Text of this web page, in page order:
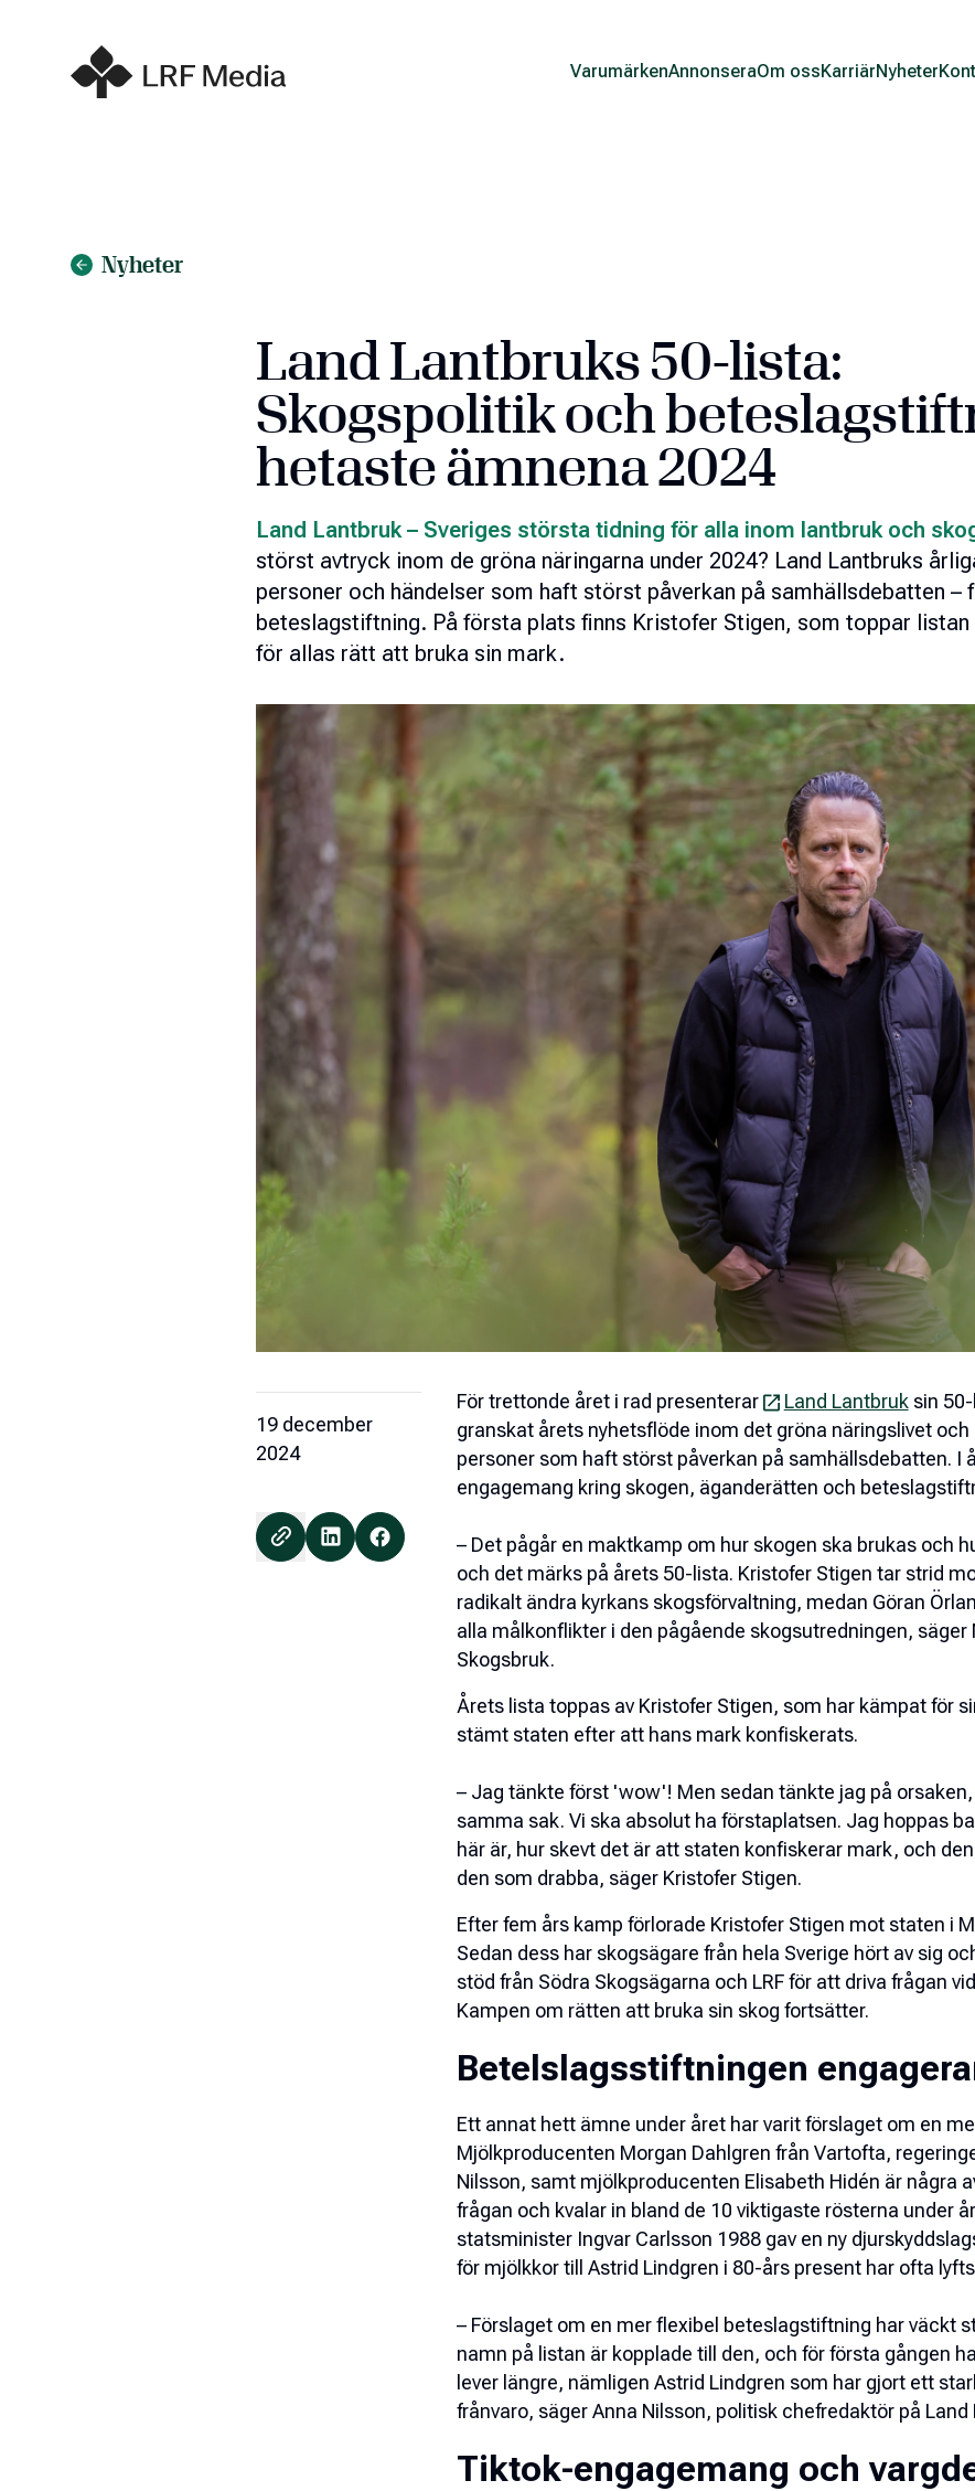
VarumärkenAnnonseraOm ossKarriärNyheter
Nyheter
Land Lantbruks 50-lista:
Skogspolitik och
hetaste ämnena 2024
Land Lantbruk – Sveriges största tidning för alla inom lantbruk och
störst avtryck inom de gröna näringarna under 2024? Land Lantbruks
personer och händelser som haft störst påverkan på samhällsdebatten
beteslagstiftning. På första plats finns Kristofer Stigen, som toppar
för allas rätt att bruka sin mark.
19 december
2024
För trettonde året i rad presenterar Land Lantbruksin 50-
granskat årets nyhetsflöde inom det gröna näringslivet
personer som haft störst påverkan på samhällsdebatten. I
engagemang kring skogen, äganderätten och
– Det pågår en maktkamp om hur skogen ska brukas och
och det märks på årets 50-lista. Kristofer Stigen tar strid
radikalt ändra kyrkans skogsförvaltning, medan Göran
alla målkonflikter i den pågående skogsutredningen, säger
Skogsbruk.
Årets lista toppas av Kristofer Stigen, som har kämpat för
stämt staten efter att hans mark konfiskerats.
– Jag tänkte först 'wow'! Men sedan tänkte jag på
samma sak. Vi ska absolut ha förstaplatsen. Jag hoppas
här är, hur skevt det är att staten konfiskerar mark, och
den som drabba, säger Kristofer Stigen.
Efter fem års kamp förlorade Kristofer Stigen mot staten i
Sedan dess har skogsägare från hela Sverige hört av sig
stöd från Södra Skogsägarna och LRF för att driva frågan
Kampen om rätten att bruka sin skog fortsätter.
Betelslagsstiftningen
Ett annat hett ämne under året har varit förslaget om en
Mjölkproducenten Morgan Dahlgren från Vartofta,
Nilsson, samt mjölkproducenten Elisabeth Hidén är några
frågan och kvalar in bland de 10 viktigaste rösterna under
statsminister Ingvar Carlsson 1988 gav en ny
för mjölkkor till Astrid Lindgren i 80-års present har ofta
– Förslaget om en mer flexibel beteslagstiftning har väckt
namn på listan är kopplade till den, och för första gången
lever längre, nämligen Astrid Lindgren som har gjort ett
frånvaro, säger Anna Nilsson, politisk chefredaktör på Land
Tiktok-engagemang och